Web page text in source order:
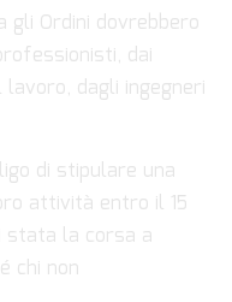
gli Ordini dovrebbero
dai
dagli ingegneri
di stipulare una
attività entro il 15
stata la corsa a
chi non